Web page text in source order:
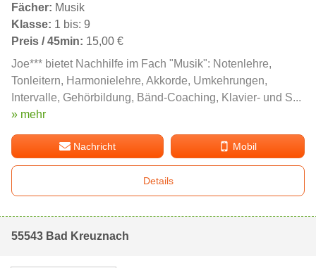
Fächer: Musik
Klasse: 1 bis: 9
Preis / 45min: 15,00 €
Joe*** bietet Nachhilfe im Fach "Musik": Notenlehre,
Tonleitern, Harmonielehre, Akkorde, Umkehrungen,
Intervalle, Gehörbildung, Bänd-Coaching, Klavier- und S...
» mehr
Nachricht Mobil
Details
55543 Bad Kreuznach